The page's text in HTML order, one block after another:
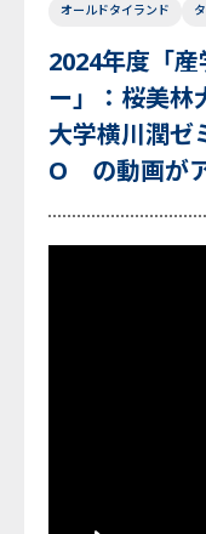
オールドタイランド
2024年度「
ー」：桜美林
大学横川潤ゼ
O の動画が